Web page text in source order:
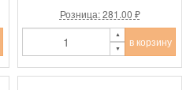
Розница: 281.00 ₽
в корзину